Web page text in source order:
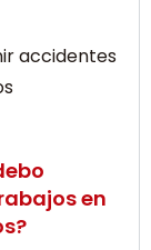
accidentes
en